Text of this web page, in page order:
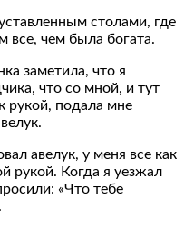
столами, где
все, чем была богата.
заметила, что я
что со мной, и тут
рукой, подала мне
авелук, у меня все как
рукой. Когда я уезжал
«Что тебе